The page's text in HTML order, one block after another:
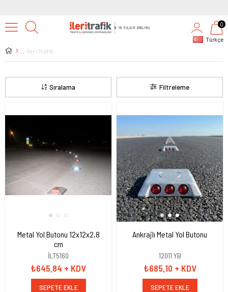
Türkçe
0
İleri Trafik
Filtreleme
Sıralama
Metal Yol Butonu 12x12x2,8
cm
İLT5160
₺645,84 + KDV
SEPETE EKLE
Ankrajlı Metal Yol Butonu
12011 YB
₺685,10 + KDV
SEPETE EKLE